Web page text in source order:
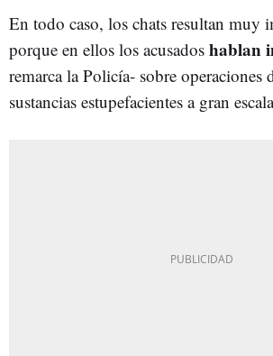
En todo caso, los chats resultan muy
porque en ellos los acusados hablan
remarca la Policía- sobre operaciones
sustancias estupefacientes a gran